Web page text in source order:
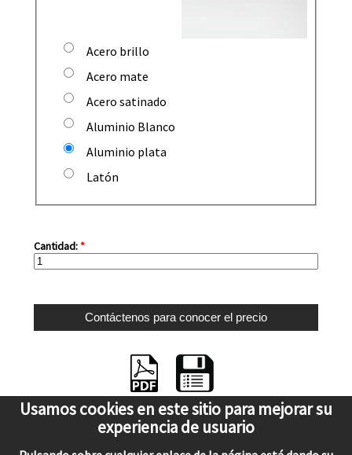
Acero brillo
Acero mate
Acero satinado
Aluminio Blanco
Aluminio plata
Latón
Cantidad:*
Usamos cookies en este sitio para mejorar su
experiencia de usuario